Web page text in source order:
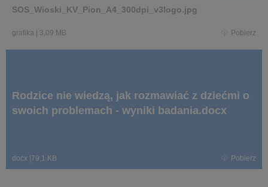
SOS_Wioski_KV_Pion_A4_300dpi_v3logo.jpg
grafika 3,09 MB Pobierz
Rodzice nie wiedzą, jak rozmawiać z dziećmi o
swoich problemach - wyniki badania.docx
docx 79,1 KB Pobierz